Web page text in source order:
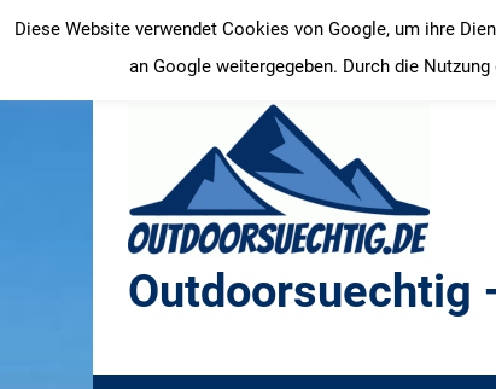
Inhalt
springen
Outdoorsuechtig
Diese Website verwendet Cookies von Google, um ihre
an Google weitergegeben. Durch die